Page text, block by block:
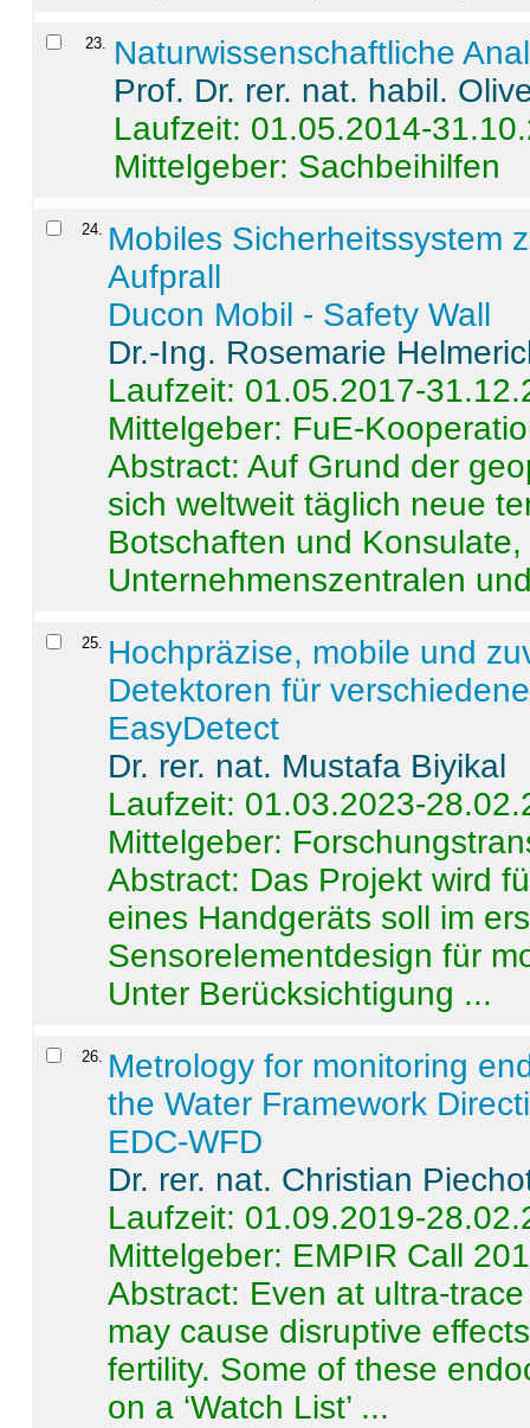
23. Naturwissenschaftliche
Prof. Dr. rer. nat. habil.
Laufzeit: 01.05.2014-
Mittelgeber: Sachbeihilfen
24. Mobiles Sicherheitssystem
Aufprall
Ducon Mobil - Safety Wall
Dr.-Ing. Rosemarie
Laufzeit: 01.05.2017-
Mittelgeber: FuE-
Abstract:Auf Grund der
sich weltweit täglich neue
Botschaften und
Unternehmenszentralen
25. Hochpräzise, mobile und
Detektoren für
EasyDetect
Dr. rer. nat. Mustafa Biyikal
Laufzeit: 01.03.2023-
Mittelgeber:
Abstract: Das Projekt wird
eines Handgeräts soll im
Sensorelementdesign für
Unter Berücksichtigung ...
26. Metrology for monitoring
the Water Framework
EDC-WFD
Dr. rer. nat. Christian
Laufzeit: 01.09.2019-
Mittelgeber: EMPIR Call
Abstract: Even at ultra-
may cause disruptive
fertility. Some of these
on a ‘Watch List’ ...